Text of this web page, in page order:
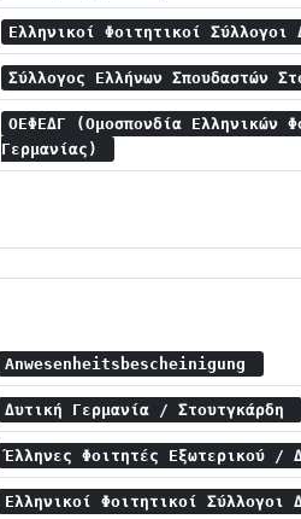
Ελληνικοί Φοιτητικοί
Σύλλογος Ελλήνων Σπουδαστών
ΟΕΦΕΔΓ (Ομοσπονδία Ελληνικών
Γερμανίας)
Anwesenheitsbescheinigung
Δυτική Γερμανία / Στουτγκάρδη
Έλληνες Φοιτητές Εξωτερικού /
Ελληνικοί Φοιτητικοί Σύλλογοι